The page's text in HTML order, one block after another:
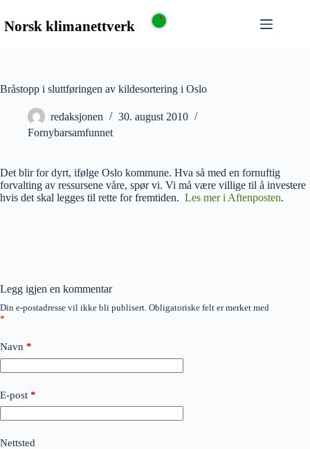
Bråstopp i sluttføringen av kildesortering i Oslo
redaksjonen
30. august 2010
Fornybarsamfunnet
Det blir for dyrt, ifølge Oslo kommune. Hva så med en fornuftig
forvalting av ressursene våre, spør vi. Vi må være villige til å investere
hvis det skal legges til rette for fremtiden. Les mer i Aftenposten.
Legg igjen en kommentar
Din e-postadresse vil ikke bli publisert. Obligatoriske felt er merket med
*
Navn *
E-post *
Nettsted